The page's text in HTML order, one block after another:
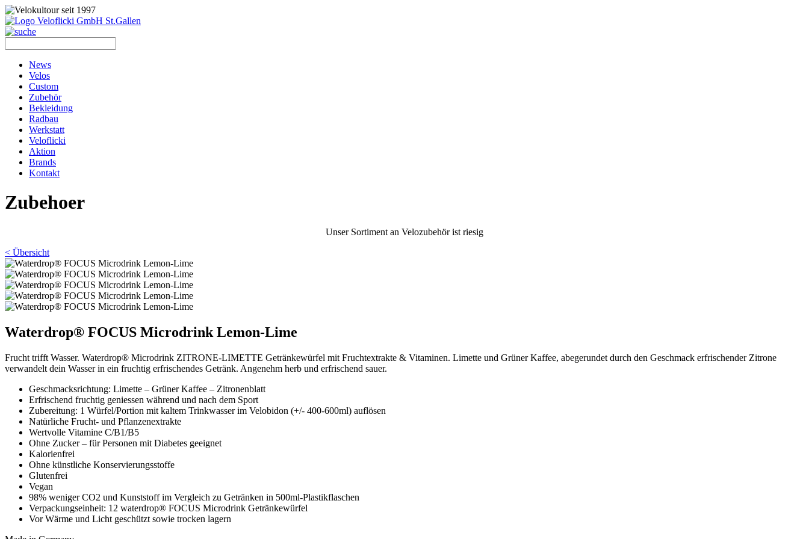
News
Velos
Custom
Zubehör
Bekleidung
Radbau
Werkstatt
Veloflicki
Aktion
Brands
Kontakt
Zubehoer
Unser Sortiment an Velozubehör ist riesig
< Übersicht
Waterdrop® FOCUS Microdrink Lemon-Lime
Frucht trifft Wasser. Waterdrop® Microdrink ZITRONE-LIMETTE Getränkewürfel mit Fruchtextrakte & Vitaminen. Limette und Grüner Kaffee, abegerundet durch den Geschmack erfrischender Zitrone
verwandelt dein Wasser in ein fruchtig erfrischendes Getränk. Angenehm herb und erfrischend sauer.
Geschmacksrichtung: Limette – Grüner Kaffee – Zitronenblatt
Erfrischend fruchtig geniessen während und nach dem Sport
Zubereitung: 1 Würfel/Portion mit kaltem Trinkwasser im Velobidon (+/- 400-600ml) auflösen
Natürliche Frucht- und Pflanzenextrakte
Wertvolle Vitamine C/B1/B5
Ohne Zucker – für Personen mit Diabetes geeignet
Kalorienfrei
Ohne künstliche Konservierungsstoffe
Glutenfrei
Vegan
98% weniger CO2 und Kunststoff im Vergleich zu Getränken in 500ml-Plastikflaschen
Verpackungseinheit: 12 waterdrop® FOCUS Microdrink Getränkewürfel
Vor Wärme und Licht geschützt sowie trocken lagern